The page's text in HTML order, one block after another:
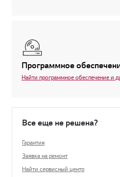
Программное
Найти программное обеспечение и
Все еще не решена?
Гарантия
Заявка на ремонт
Найти сервисный центр